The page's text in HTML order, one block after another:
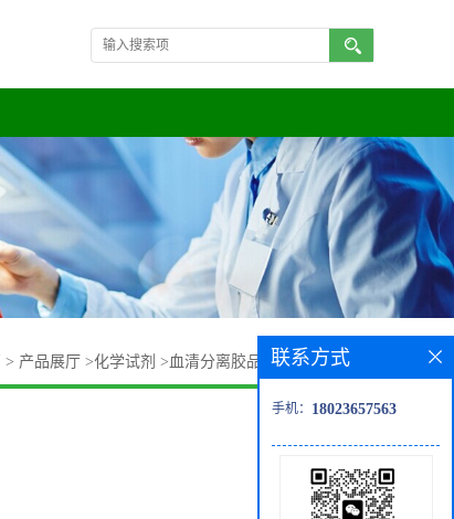
> 产品展厅 >化学试剂 > 血清分离胶品质货源,量大价优
联系方式
手机： 18023657563